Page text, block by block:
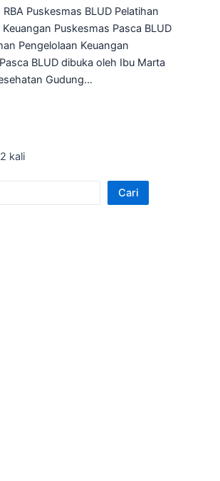
Puskesmas BLUD Pelatihan
Puskesmas Pasca BLUD
Pengelolaan Keuangan
BLUD dibuka oleh Ibu Marta
Gudung…
kali
Cari